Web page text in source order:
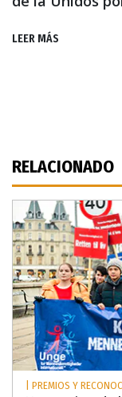
LEER MÁS
RELACIONADO
| PREMIOS Y